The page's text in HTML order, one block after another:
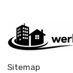
Sitemap